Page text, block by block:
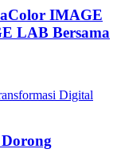
IMAGE
LAB Bersama
Digital